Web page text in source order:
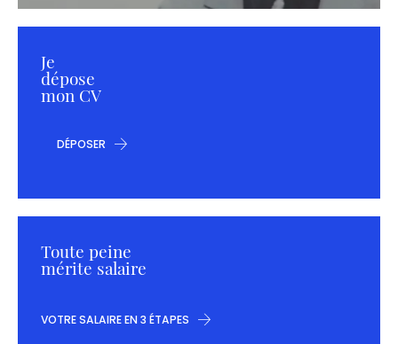
Je
dépose
mon CV
DÉPOSER
Toute peine
mérite salaire
VOTRE SALAIRE EN 3 ÉTAPES